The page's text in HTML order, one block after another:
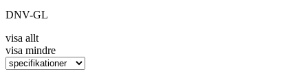
DNV-GL
visa allt
visa mindre